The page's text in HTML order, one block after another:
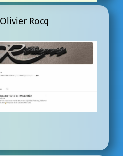
Olivier Rocq